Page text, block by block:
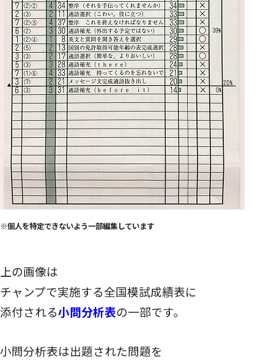
※個人を特定できないよう一部編集しています
上の画像は
チャンプで実施する全国模試成績表に
添付される小問分析表の一部です。
小問分析表は出題された問題を